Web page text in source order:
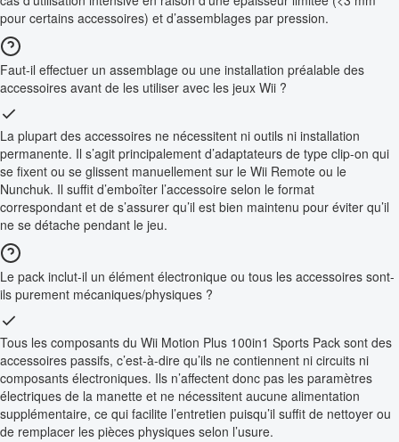
pour certains accessoires) et d’assemblages par pression.
Faut-il effectuer un assemblage ou une installation préalable des
accessoires avant de les utiliser avec les jeux Wii ?
La plupart des accessoires ne nécessitent ni outils ni installation
permanente. Il s’agit principalement d’adaptateurs de type clip-on qui
se fixent ou se glissent manuellement sur le Wii Remote ou le
Nunchuk. Il suffit d’emboîter l’accessoire selon le format
correspondant et de s’assurer qu’il est bien maintenu pour éviter qu’il
ne se détache pendant le jeu.
Le pack inclut-il un élément électronique ou tous les accessoires sont-
ils purement mécaniques/physiques ?
Tous les composants du Wii Motion Plus 100in1 Sports Pack sont des
accessoires passifs, c’est-à-dire qu’ils ne contiennent ni circuits ni
composants électroniques. Ils n’affectent donc pas les paramètres
électriques de la manette et ne nécessitent aucune alimentation
supplémentaire, ce qui facilite l’entretien puisqu’il suffit de nettoyer ou
de remplacer les pièces physiques selon l’usure.